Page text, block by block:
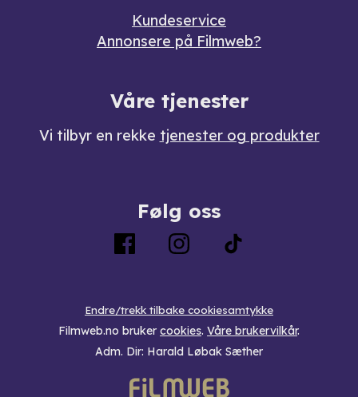
Kundeservice
Annonsere på Filmweb?
Våre tjenester
Vi tilbyr en rekke tjenester og produkter
Følg oss
Endre/trekk tilbake cookiesamtykke
Filmweb.no bruker cookies. Våre brukervilkår.
Adm. Dir: Harald Løbak Sæther